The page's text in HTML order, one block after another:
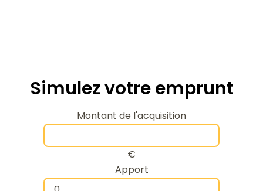
Simulez votre emprunt
Montant de l'acquisition
€
Apport